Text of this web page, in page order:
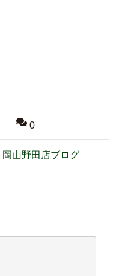
0
岡山野田店ブログ